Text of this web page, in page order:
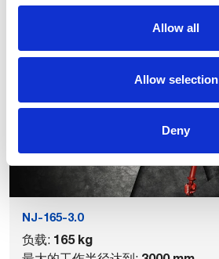
Allow all
Allow selection
Deny
相关产品
NJ-165-3.0
负载: 165 kg